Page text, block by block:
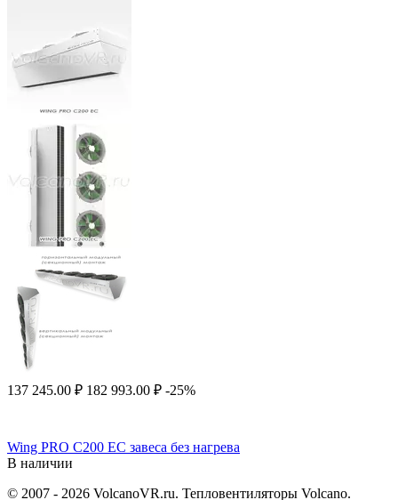
137 245.00 ₽ 182 993.00 ₽ -25%
Wing PRO C200 EC завеса без нагрева
В наличии
© 2007 - 2026 VolcanoVR.ru. Тепловентиляторы Volcano.